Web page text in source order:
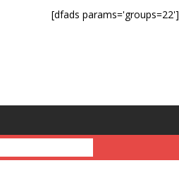
[dfads params='groups=22']